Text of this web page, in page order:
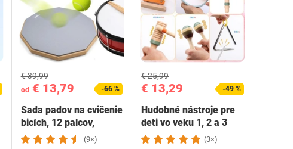
od€ 13,79
€ 39,99
-66 %
Sada padov na cvičenie
bicích, 12 palcov,
nastaviteľná…
(9×)
€ 13,29
€ 25,99
-49 %
Hudobné nástroje pre
deti vo veku 1, 2 a 3
rokov – drevená…
(3×)